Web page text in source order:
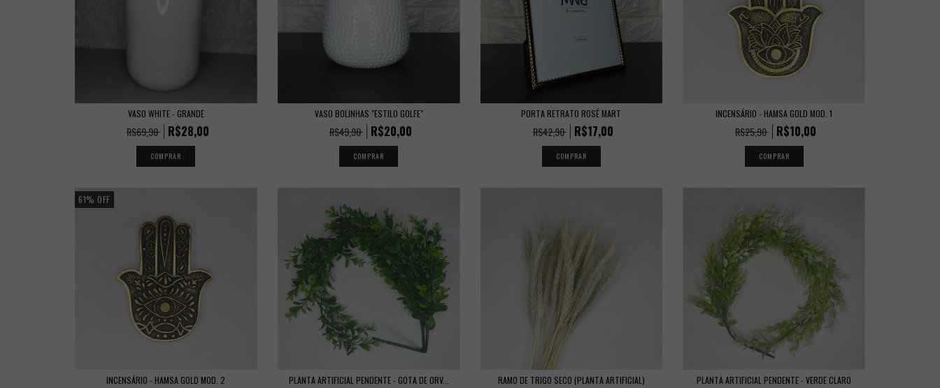
VASO WHITE - GRANDE
R$69,90 R$28,00
VASO BOLINHAS "ESTILO GOLFE"
R$49,90 R$20,00
PORTA RETRATO ROSÉ MART
R$42,90 R$17,00
INCENSÁRIO - HAMSA GOLD MOD. 1
R$25,90 R$10,00
61% OFF
INCENSÁRIO - HAMSA GOLD MOD. 2 PLANTA ARTIFICIAL PENDENTE - GOTA DE ORV... RAMO DE TRIGO SECO (PLANTA ARTIFICIAL) PLANTA ARTIFICIAL PENDENTE - VERDE CLARO